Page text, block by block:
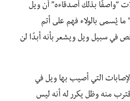
“واصفًا بذلك أصدقاءه” أن ويل
يُسمى بالولاء فهم على أتم
في سبيل ويل ويشعر بأنه أبدًا لن
التي أصيب بها ويل في
منه وظل يكرر له أنه ليس